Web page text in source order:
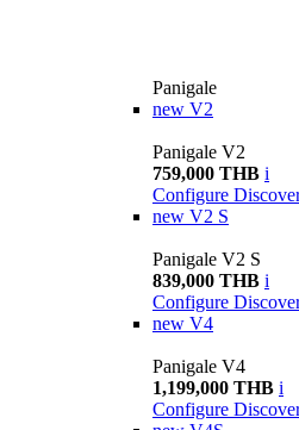
Panigale
new V2
Panigale V2
759,000 THB i
Configure
new V2 S
Panigale V2 S
839,000 THB i
Configure
new V4
Panigale V4
1,199,000 THB i
Configure